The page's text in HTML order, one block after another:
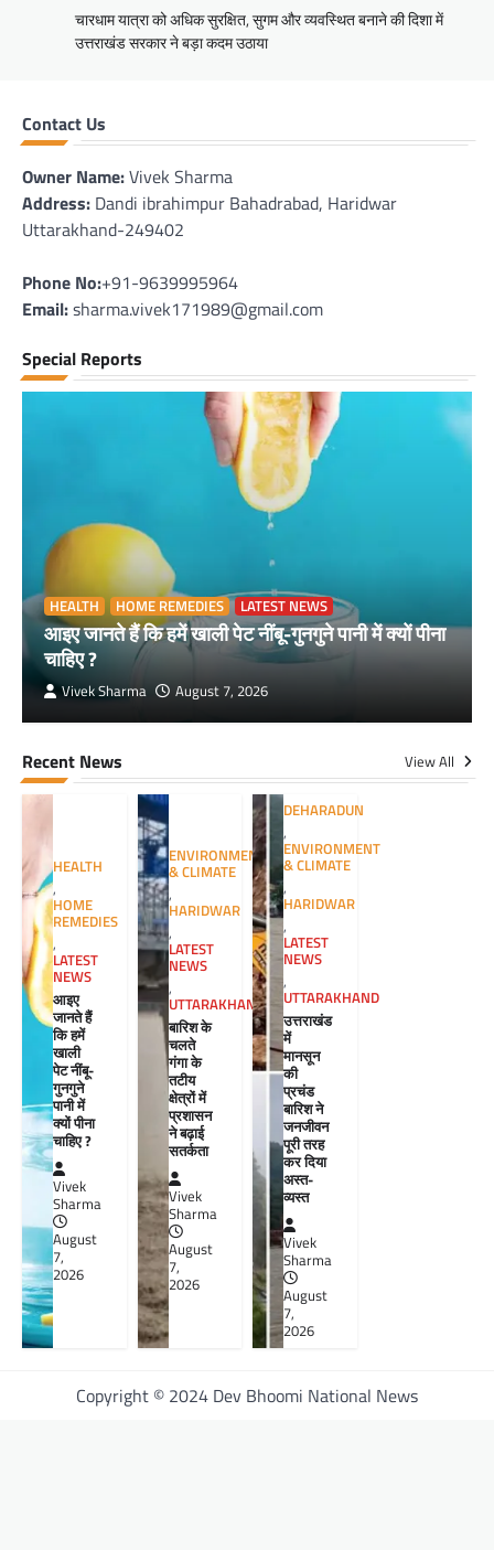
चारधाम यात्रा को अधिक सुरक्षित, सुगम और व्यवस्थित बनाने की दिशा में
उत्तराखंड सरकार ने बड़ा कदम उठाया
Contact Us
Owner Name:Vivek Sharma
Address: Dandi ibrahimpur Bahadrabad, Haridwar
Uttarakhand-249402
Phone No:+91-9639995964
Email:sharma.vivek171989@gmail.com
Special Reports
HEALTH HOME REMEDIES LATEST NEWS
आइए जानते हैं कि हमें खाली पेट नींबू-गुनगुने पानी में क्यों पीना
चाहिए ?
Vivek Sharma August 7, 2026
Recent News View All
HEALTH
,
HOME
REMEDIES
,
LATEST
NEWS
आइए
जानते हैं
कि हमें
खाली
पेट नींबू-
गुनगुने
पानी में
क्यों पीना
चाहिए ?
Vivek
Sharma
August
7,
2026
ENVIRONMENT
& CLIMATE
,
HARIDWAR
,
LATEST
NEWS
,
UTTARAKHAND
बारिश के
चलते
गंगा के
तटीय
क्षेत्रों में
प्रशासन
ने बढ़ाई
सतर्कता
Vivek
Sharma
August
7,
2026
DEHARADUN
,
ENVIRONMENT
& CLIMATE
,
HARIDWAR
,
LATEST
NEWS
,
UTTARAKHAND
उत्तराखंड
में
मानसून
की
प्रचंड
बारिश ने
जनजीवन
पूरी तरह
कर दिया
अस्त-
व्यस्त
Vivek
Sharma
August
7,
2026
Copyright © 2024 Dev Bhoomi National News